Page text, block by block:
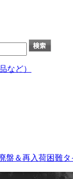
など）
盤＆再入荷困難タ